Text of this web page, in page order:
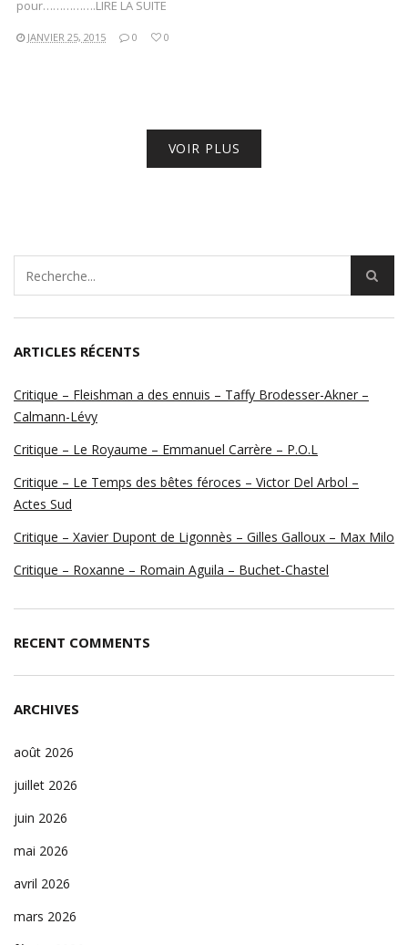
pour…………….LIRE LA SUITE
JANVIER 25, 2015 0 0
VOIR PLUS
ARTICLES RÉCENTS
Critique – Fleishman a des ennuis – Taffy Brodesser-Akner –
Calmann-Lévy
Critique – Le Royaume – Emmanuel Carrère – P.O.L
Critique – Le Temps des bêtes féroces – Victor Del Arbol –
Actes Sud
Critique – Xavier Dupont de Ligonnès – Gilles Galloux – Max Milo
Critique – Roxanne – Romain Aguila – Buchet-Chastel
RECENT COMMENTS
ARCHIVES
août 2026
juillet 2026
juin 2026
mai 2026
avril 2026
mars 2026